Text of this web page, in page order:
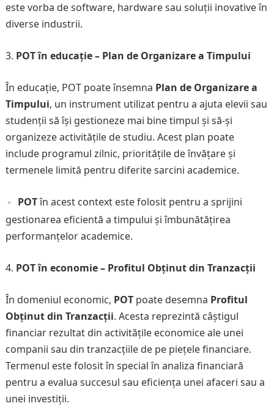
este vorba de software, hardware sau soluții inovative în
diverse industrii.
POT în educație – Plan de Organizare a Timpului
În educație, POT poate însemna Plan de Organizare a
Timpului, un instrument utilizat pentru a ajuta elevii sau
studenții să își gestioneze mai bine timpul și să-și
organizeze activitățile de studiu. Acest plan poate
include programul zilnic, prioritățile de învățare și
termenele limită pentru diferite sarcini academice.
POTîn acest context este folosit pentru a sprijini
gestionarea eficientă a timpului și îmbunătățirea
performanțelor academice.
POT în economie – Profitul Obținut din Tranzacții
În domeniul economic, POTpoate desemna Profitul
Obținut din Tranzacții. Acesta reprezintă câștigul
financiar rezultat din activitățile economice ale unei
companii sau din tranzacțiile de pe piețele financiare.
Termenul este folosit în special în analiza financiară
pentru a evalua succesul sau eficiența unei afaceri sau a
unei investiții.